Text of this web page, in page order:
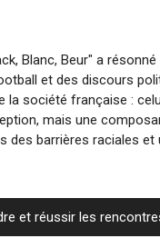
Blanc, Beur" a
et des discours
société française :
mais une
des barrières raciales
et réussir les